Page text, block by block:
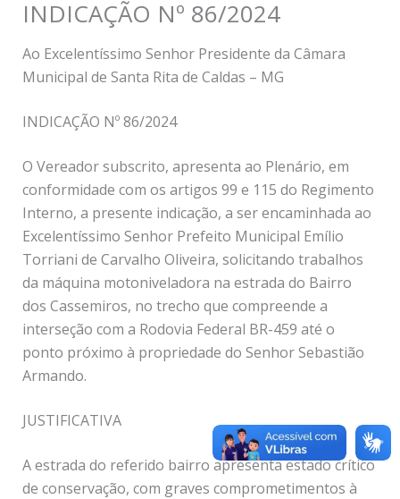
INDICAÇÃO Nº 86/2024
Ao Excelentíssimo Senhor Presidente da Câmara
Municipal de Santa Rita de Caldas – MG
INDICAÇÃO Nº 86/2024
O Vereador subscrito, apresenta ao Plenário, em
conformidade com os artigos 99 e 115 do Regimento
Interno, a presente indicação, a ser encaminhada ao
Excelentíssimo Senhor Prefeito Municipal Emílio
Torriani de Carvalho Oliveira, solicitando trabalhos
da máquina motoniveladora na estrada do Bairro
dos Cassemiros, no trecho que compreende a
interseção com a Rodovia Federal BR-459 até o
ponto próximo à propriedade do Senhor Sebastião
Armando.
JUSTIFICATIVA
A estrada do referido bairro apresenta estado crítico
de conservação, com graves comprometimentos à